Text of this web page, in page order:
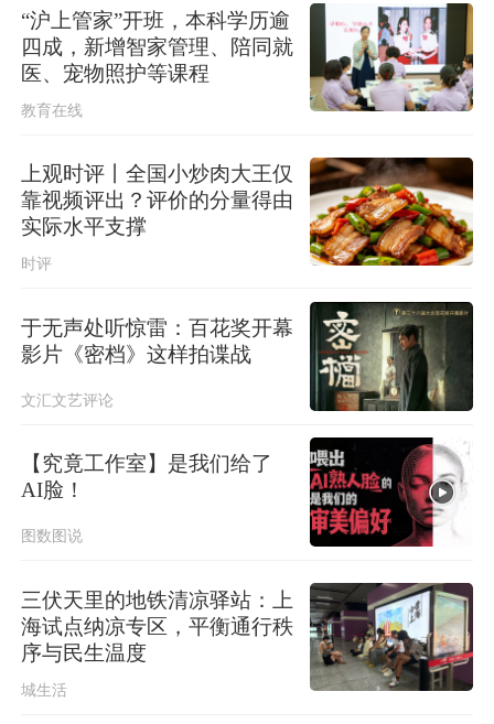
“沪上管家”开班，本科学历逾
四成，新增智家管理、陪同就
医、宠物照护等课程
教育在线
上观时评丨全国小炒肉大王仅
靠视频评出？评价的分量得由
实际水平支撑
时评
于无声处听惊雷：百花奖开幕
影片《密档》这样拍谍战
文汇文艺评论
【究竟工作室】是我们给了
AI脸！
图数图说
三伏天里的地铁清凉驿站：上
海试点纳凉专区，平衡通行秩
序与民生温度
城生活